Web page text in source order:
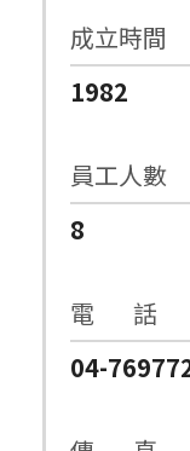
成立時間
1982
員工人數
8
電 話
04-